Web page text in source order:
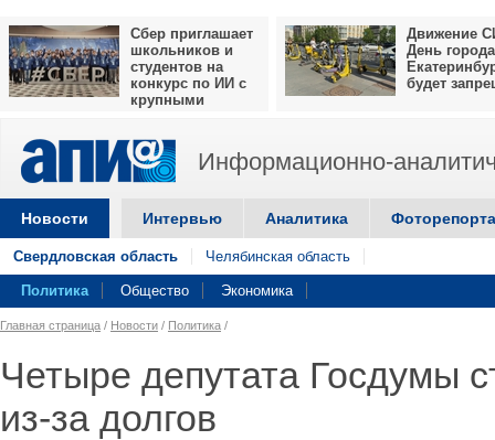
Сбер приглашает
школьников и
студентов на
конкурс по ИИ с
крупными
Движение
День города
будет
Информационно-
Новости Интервью Аналитика
Свердловская область Челябинская область
Политика Общество Экономика
Главная страница / Новости / Политика /
Четыре депутата Госдумы
из-за долгов